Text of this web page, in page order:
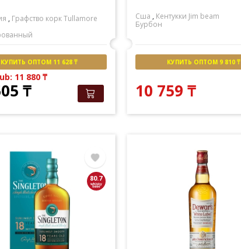
, Графство корк Tullamore
КУПИТЬ ОПТОМ 11 628 ₸
11 880₸
₸
Сша , Кентукки Jim beam
Бурбон
КУПИТЬ ОПТОМ 9 810 ₸
10 759₸
80.7